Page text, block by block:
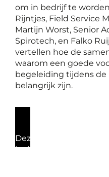
om in bedrijf te
Rijntjes, Field Service
Martijn Worst, Senior
Spirotech, en Falko
vertellen hoe de
waarom een goede
begeleiding tijdens
belangrijk zijn.
Deze video kan niet
je de plaatsing van